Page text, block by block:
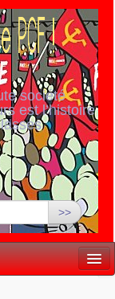
société
est l’histoire
>>